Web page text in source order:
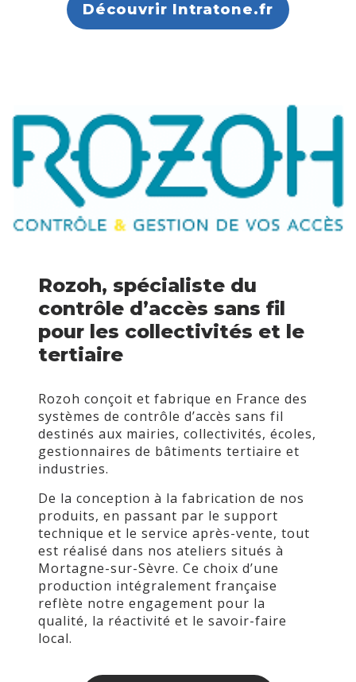
Découvrir Intratone.fr
Rozoh, spécialiste du
contrôle d’accès sans fil
pour les collectivités et le
tertiaire
Rozoh conçoit et fabrique en France des
systèmes de contrôle d’accès sans fil
destinés aux mairies, collectivités, écoles,
gestionnaires de bâtiments tertiaire et
industries.
De la conception à la fabrication de nos
produits, en passant par le support
technique et le service après-vente, tout
est réalisé dans nos ateliers situés à
Mortagne-sur-Sèvre. Ce choix d’une
production intégralement française
reflète notre engagement pour la
qualité, la réactivité et le savoir-faire
local.